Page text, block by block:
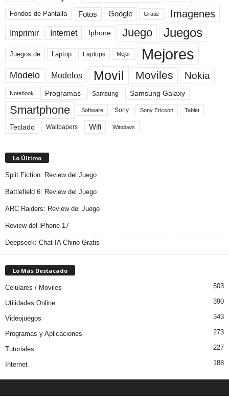
Fondos de Pantalla Fotos Google Gratis Imagenes
Imprimir Internet Iphone Juego Juegos
Juegos de Laptop Laptops Mejor Mejores
Modelo Modelos Movil Moviles Nokia
Notebook Programas Samsung Samsung Galaxy
Smartphone Software Sony Sony Ericson Tablet
Teclado Wallpapers Wifi Windows
Lo Último
Split Fiction: Review del Juego
Battlefield 6: Review del Juego
ARC Raiders: Review del Juego
Review del iPhone 17
Deepseek: Chat IA Chino Gratis
Lo Más Destacado
Celulares / Moviles 503
Utilidades Online 390
Videojuegos 343
Programas y Aplicaciones 273
Tutoriales 227
Internet 188